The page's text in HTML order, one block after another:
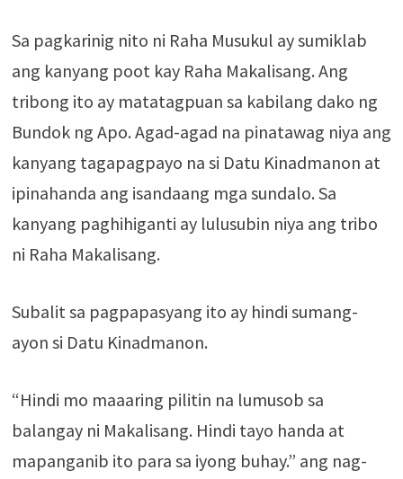
Sa pagkarinig nito ni Raha Musukul ay sumiklab
ang kanyang poot kay Raha Makalisang. Ang
tribong ito ay matatagpuan sa kabilang dako ng
Bundok ng Apo. Agad-agad na pinatawag niya ang
kanyang tagapagpayo na si Datu Kinadmanon at
ipinahanda ang isandaang mga sundalo. Sa
kanyang paghihiganti ay lulusubin niya ang tribo
ni Raha Makalisang.
Subalit sa pagpapasyang ito ay hindi sumang-
ayon si Datu Kinadmanon.
“Hindi mo maaaring pilitin na lumusob sa
balangay ni Makalisang. Hindi tayo handa at
mapanganib ito para sa iyong buhay.” ang nag-